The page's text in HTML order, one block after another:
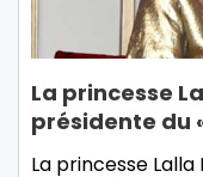
La princesse
présidente du
La princesse